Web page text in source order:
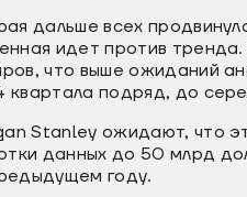
дальше всех
идет против
что выше ожиданий
квартала подряд, до
Stanley ожидают, что
данных до 50 млрд
году.